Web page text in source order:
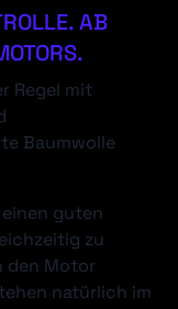
AB
Regel mit
Baumwolle
guten
zu
den Motor
natürlich im